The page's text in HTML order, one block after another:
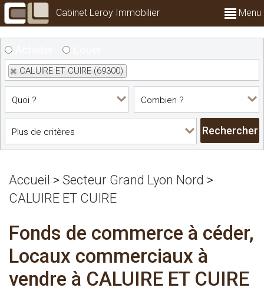
Cabinet Leroy Immobilier Menu
CALUIRE ET CUIRE (69300)
Accueil > Secteur Grand Lyon Nord >
CALUIRE ET CUIRE
Fonds de commerce à céder,
Locaux commerciaux à
vendre à CALUIRE ET CUIRE